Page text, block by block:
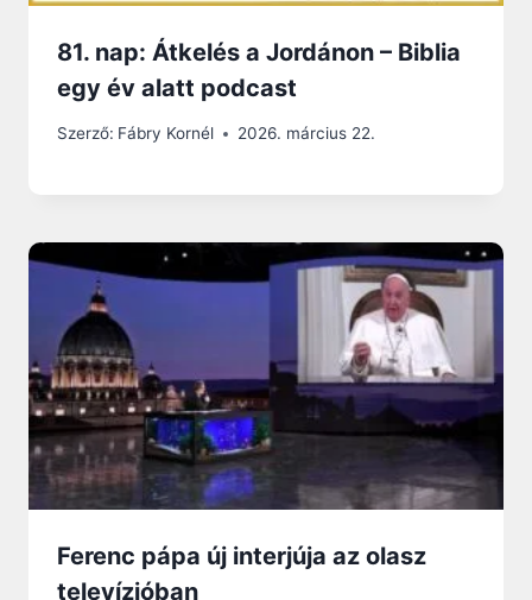
81. nap: Átkelés a Jordánon – Biblia
egy év alatt podcast
Szerző: Fábry Kornél 2026. március 22.
Ferenc pápa új interjúja az olasz
televízióban